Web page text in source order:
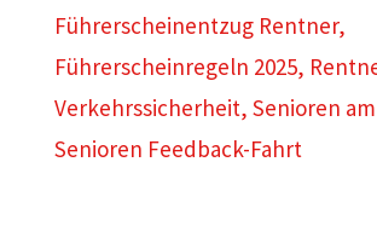
Führerscheinentzug Rentner,
Führerscheinregeln 2025,
Verkehrssicherheit, Senioren
Senioren Feedback-Fahrt